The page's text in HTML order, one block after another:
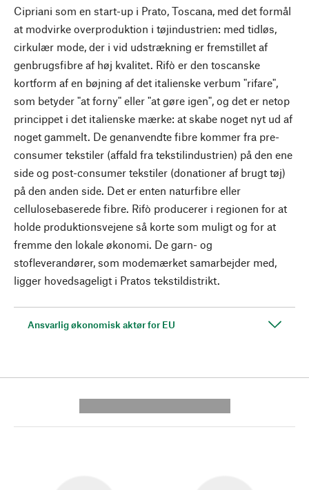
Cipriani som en start-up i Prato, Toscana, med det formål
at modvirke overproduktion i tøjindustrien: med tidløs,
cirkulær mode, der i vid udstrækning er fremstillet af
genbrugsfibre af høj kvalitet. Rifò er den toscanske
kortform af en bøjning af det italienske verbum "rifare",
som betyder "at forny" eller "at gøre igen", og det er netop
princippet i det italienske mærke: at skabe noget nyt ud af
noget gammelt. De genanvendte fibre kommer fra pre-
consumer tekstiler (affald fra tekstilindustrien) på den ene
side og post-consumer tekstiler (donationer af brugt tøj)
på den anden side. Det er enten naturfibre eller
cellulosebaserede fibre. Rifò producerer i regionen for at
holde produktionsvejene så korte som muligt og for at
fremme den lokale økonomi. De garn- og
stofleverandører, som modemærket samarbejder med,
ligger hovedsageligt i Pratos tekstildistrikt.
Ansvarlig økonomisk aktør for EU